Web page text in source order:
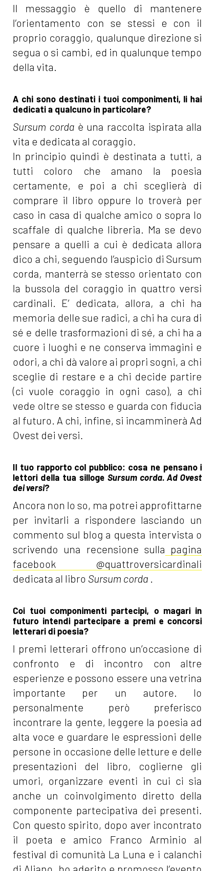
Il messaggio è quello di mantenere
l’orientamento con se stessi e con il
proprio coraggio, qualunque direzione si
segua o si cambi, ed in qualunque tempo
della vita.
A chi sono destinati i tuoi componimenti, li hai
dedicati a qualcuno in particolare?
Sursum cordaè una raccolta ispirata alla
vita e dedicata al coraggio.
In principio quindi è destinata a tutti, a
tutti coloro che amano la poesia
certamente, e poi a chi sceglierà di
comprare il libro oppure lo troverà per
caso in casa di qualche amico o sopra lo
scaffale di qualche libreria. Ma se devo
pensare a quelli a cui è dedicata allora
dico a chi, seguendo l’auspicio di Sursum
corda, manterrà se stesso orientato con
la bussola del coraggio in quattro versi
cardinali. E’ dedicata, allora, a chi ha
memoria delle sue radici, a chi ha cura di
sé e delle trasformazioni di sé, a chi ha a
cuore i luoghi e ne conserva immagini e
odori, a chi dà valore ai propri sogni, a chi
sceglie di restare e a chi decide partire
(ci vuole coraggio in ogni caso), a chi
vede oltre se stesso e guarda con fiducia
al futuro. A chi, infine, si incamminerà Ad
Ovest dei versi.
Il tuo rapporto col pubblico: cosa ne pensano i
lettori della tua silloge Sursum corda. Ad Ovest
dei versi?
Ancora non lo so, ma potrei approfittarne
per invitarli a rispondere lasciando un
commento sul blog a questa intervista o
scrivendo una recensione sulla pagina
facebook @quattroversicardinali
dedicata al libro Sursum corda
Coi tuoi componimenti partecipi, o magari in
futuro intendi partecipare a premi e concorsi
letterari di poesia?
I premi letterari offrono un’occasione di
confronto e di incontro con altre
esperienze e possono essere una vetrina
importante per un autore. Io
personalmente però preferisco
incontrare la gente, leggere la poesia ad
alta voce e guardare le espressioni delle
persone in occasione delle letture e delle
presentazioni del libro, coglierne gli
umori, organizzare eventi in cui ci sia
anche un coinvolgimento diretto della
componente partecipativa dei presenti.
Con questo spirito, dopo aver incontrato
il poeta e amico Franco Arminio al
festival di comunità La Luna e i calanchi